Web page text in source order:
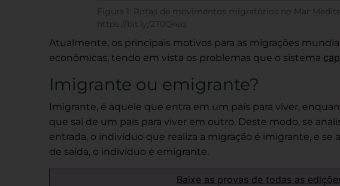
Figura 1: Rotas de movimentos migratórios no Mar
https://bit.ly/2T0Q4az
Atualmente, os principais motivos para as migrações
econômicas, tendo em vista os problemas que o sistema
Imigrante ou emigrante?
Imigrante, é aquele que entra em um país para viver,
que sai de um país para viver em outro. Deste modo, se
entrada, o indivíduo que realiza a migração é imigrante, e se
de saída, o indivíduo é emigrante.
Baixe as provas de todas as